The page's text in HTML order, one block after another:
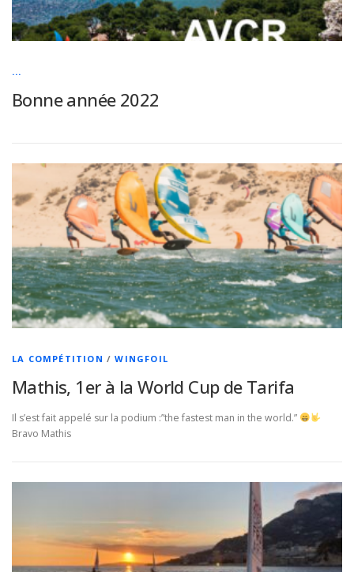
...
Bonne année 2022
LA COMPÉTITION /WINGFOIL
Mathis, 1er à la World Cup de Tarifa
Il s’est fait appelé sur la podium :”the fastest man in the world.”
Bravo Mathis